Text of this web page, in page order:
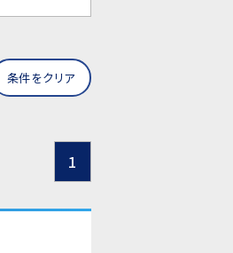
条件をクリア
1